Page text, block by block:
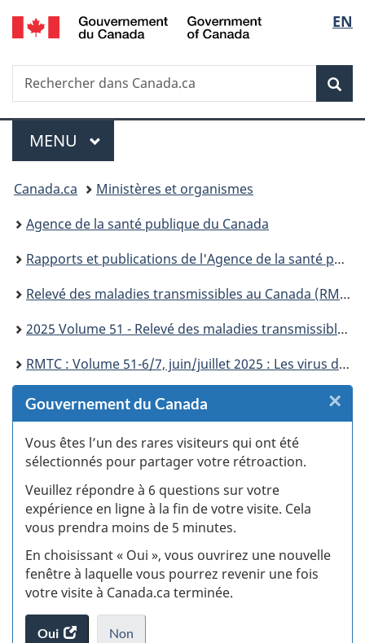
Passer
au
des
Passer
au
principal
Passer
à
Au
du
Passer
à
version
simplifiée
de
la
EN
Recherche
Rechercher
dans
Menu
MENU PRINCIPAL
Vous
êtes
ici :
Canada.ca
Ministères et organismes
Agence de la santé publique du Canada
Rapports et publications de l'Agence de la santé publique du Canada
Relevé des maladies transmissibles au Canada (RMTC)
2025 Volume 51 - Relevé des maladies transmissibles au Canada (RMTC)
RMTC : Volume 51-6/7, juin/juillet 2025 : Les virus de l'hépatite B et C au Canada
Gouvernement du Canada
Vous êtes l’un des rares visiteurs qui ont été
sélectionnés pour partager votre rétroaction.
Veuillez répondre à 6 questions sur votre
expérience en ligne à la fin de votre visite. Cela
vous prendra moins de 5 minutes.
En choisissant « Oui », vous ouvrirez une nouvelle
fenêtre à laquelle vous pourrez revenir une fois
votre visite à Canada.ca terminée.
Oui
accéder
Non
×